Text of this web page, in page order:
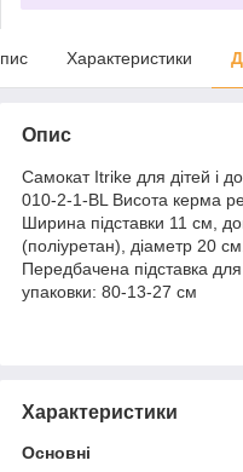
Характеристики
Опис
Самокат Itrike для дітей і
010-2-1-BL Висота керма
Ширина підставки 11 см,
(поліуретан), діаметр 20
Передбачена підставка
упаковки: 80-13-27 см
Характеристики
Основні